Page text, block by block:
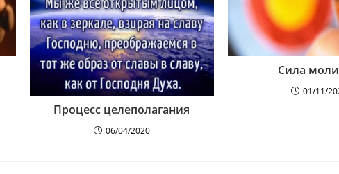
Процесс целеполагания
06/04/2020
Сила
01/11/